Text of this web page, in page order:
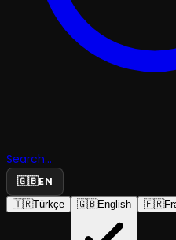
Search...
🇬🇧EN
🇹🇷Türkçe 🇬🇧English 🇫🇷